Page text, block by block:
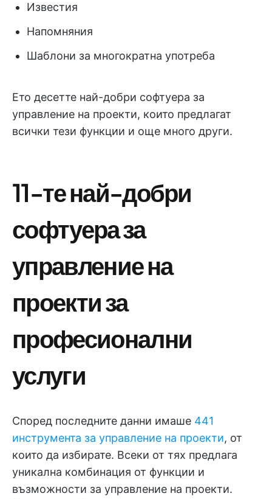
Известия
Напомняния
Шаблони за многократна употреба
Ето десетте най-добри софтуера за
управление на проекти, които предлагат
всички тези функции и още много други.
11-те най-добри
софтуера за
управление на
проекти за
професионални
услуги
Според последните данни имаше 441
инструмента за управление на проекти, от
които да избирате. Всеки от тях предлага
уникална комбинация от функции и
възможности за управление на проекти.